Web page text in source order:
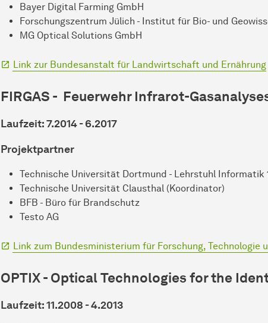
Bayer Digital Farming GmbH
Forschungszentrum Jülich - Institut für Bio- und
MG Optical Solutions GmbH
Link zur Bundesanstalt für Landwirtschaft und Ernährung
FIRGAS - Feuerwehr Infrarot-
Laufzeit: 7.2014 - 6.2017
Projektpartner
Technische Universität Dortmund - Lehrstuhl Informatik
Technische Universität Clausthal (Koordinator)
BFB - Büro für Brandschutz
Testo AG
Link zum Bundesministerium für Forschung, Technologie
OPTIX - Optical Technologies for the
Laufzeit: 11.2008 - 4.2013